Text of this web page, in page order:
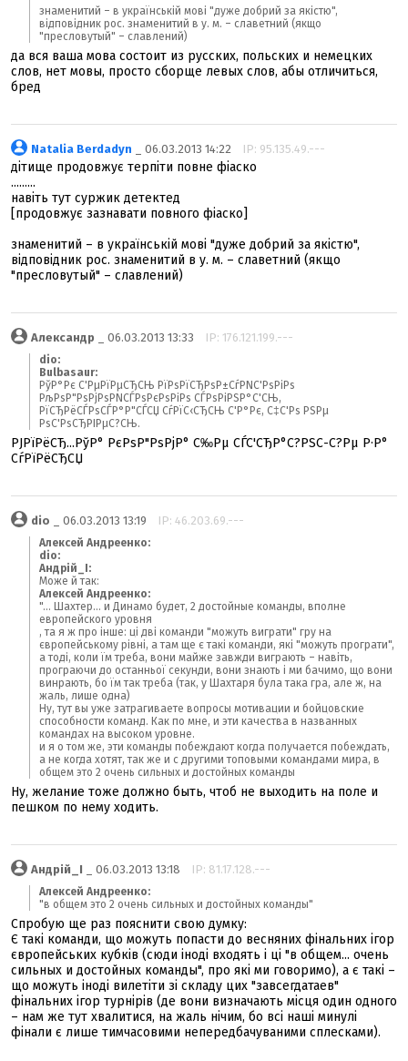
знаменитий – в українській мові "дуже добрий за якістю",
відповідник рос. знаменитий в у. м. – славетний (якщо
"пресловутый" – славлений)
да вся ваша мова состоит из русских, польских и немецких
слов, нет мовы, просто сборще левых слов, абы отличиться,
бред
Natalia Berdadyn _ 06.03.2013 14:22 IP: 95.135.49.---
дітище продовжує терпіти повне фіаско
.........
навіть тут суржик детектед
[продовжує зазнавати повного фіаско]
знаменитий – в українській мові "дуже добрий за якістю",
відповідник рос. знаменитий в у. м. – славетний (якщо
"пресловутый" – славлений)
Александр _ 06.03.2013 13:33 IP: 176.121.199.---
dio:
Bulbasaur:
РўР°Рє С'РµРїРµСЂСЊ РїРѕРїСЂРѕР±СѓРNС'РѕРіРѕ
РљРѕР"РѕРјРѕРNСЃРѕРєРѕРіРѕ СЃРѕРіРЅР°С'СЊ,
РїСЂРёСЃРѕСЃР°Р"СЃСЏ СѓРїС‹СЂСЊ С'Р°Рє, С‡С'Рѕ РЅРµ
РѕС'РѕСЂРІРµС?СЊ.
РЈРїРёСЂ...РўР° РєРѕР"РѕРјР° С‰Рµ СЃС'СЂР°С?РЅС-С?Рµ Р·Р°
СѓРїРёСЂСЏ
dio _ 06.03.2013 13:19 IP: 46.203.69.---
Алексей Андреенко:
dio:
Андрій_І:
Може й так:
Алексей Андреенко:
"... Шахтер... и Динамо будет, 2 достойные команды, вполне
европейского уровня
, та я ж про інше: ці дві команди "можуть виграти" гру на
європейському рівні, а там ще є такі команди, які "можуть програти",
а тоді, коли їм треба, вони майже завжди виграють – навіть,
програючи до останньої секунди, вони знають і ми бачимо, що вони
винрають, бо їм так треба (так, у Шахтаря була така гра, але ж, на
жаль, лише одна)
Ну, тут вы уже затрагиваете вопросы мотивации и бойцовские
способности команд. Как по мне, и эти качества в названных
командах на высоком уровне.
и я о том же, эти команды побеждают когда получается побеждать,
а не когда хотят, так же и с другими топовыми командами мира, в
общем это 2 очень сильных и достойных команды
Ну, желание тоже должно быть, чтоб не выходить на поле и
пешком по нему ходить.
Андрій_І _ 06.03.2013 13:18 IP: 81.17.128.---
Алексей Андреенко:
"в общем это 2 очень сильных и достойных команды"
Спробую ще раз пояснити свою думку:
Є такі команди, що можуть попасти до весняних фінальних ігор
європейських кубків (сюди іноді входять і ці "в общем... очень
сильных и достойных команды", про які ми говоримо), а є такі –
що можуть іноді вилетіти зі складу цих "завсегдатаев"
фінальних ігор турнірів (де вони визначають місця один одного
– нам же тут хвалитися, на жаль нічим, бо всі наші минулі
фінали є лише тимчасовими непередбачуваними сплесками).